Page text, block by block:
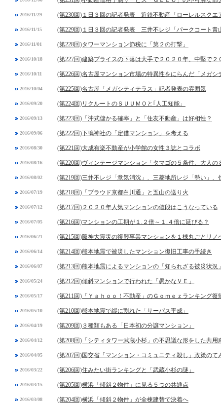
2016/11/29 (第230回)１日３回の記者発表 近鉄不動産「ローレルスクエ
2016/11/15 (第229回)１日３回の記者発表 三井不レジ「パークコート青
2016/11/01 (第228回)タワーマンション節税に「第２の打撃」
2016/10/18 (第227回)建築プライスの下落は大手で２０２０年、中堅で２
2016/10/11 (第226回)名古屋マンション市場の特異性をにらんだ「メガシ
2016/10/04 (第225回)名古屋「メガシティテラス」記者発表の雰囲気
2016/09/20 (第224回)リクルートのＳＵＵＭＯと｢人工知能」
2016/09/13 (第223回)「沖式儲かる確率」と「住友不動産」は好相性？
2016/09/06 (第222回)下鴨神社の「定借マンション」を考える
2016/08/30 (第221回)大成有楽不動産が小学館の女性３誌とコラボ
2016/08/16 (第220回)ヴィンテージマンション「タマゴの５条件、大人の
2016/08/02 (第219回)三井不レジ「意気消沈」、三菱地所レジ「勢い」、
2016/07/19 (第218回)「プラウド京都白川通」と五山の送り火
2016/07/12 (第217回)２０２０年人気マンションの値段はこうなっている
2016/07/05 (第216回)マンションの工期が１.２倍～１.４倍に延びる？
2016/06/21 (第215回)阪神大震災の復興事業マンションを１棟丸ごとリノ
2016/06/14 (第214回)熊本地震で被災したマンション復旧工事の手続き
2016/06/07 (第213回)熊本地震によるマンションの「知られざる被災状況
2016/05/24 (第212回)傾斜マンションで行われた「愚かなＶＥ」
2016/05/17 (第211回)「Ｙａｈｏｏ！不動産」のＧｏｍｅｚランキング復
2016/05/10 (第210回)熊本地震で縦に割れた「サーパス平成」
2016/04/19 (第209回)３種類もある「日本初の分譲マンション」
2016/04/12 (第208回)「シティタワー武蔵小杉」の不思議な形をした共用
2016/04/05 (第207回)国交省「マンション・コミュニティ殺し」政策のて
2016/03/22 (第206回)住みたい街ランキングと「武蔵小杉の謎」
2016/03/15 (第205回)横浜「傾斜２物件」に見る５つの共通点
2016/03/08 (第204回)横浜「傾斜２物件」が全棟建替で決着へ